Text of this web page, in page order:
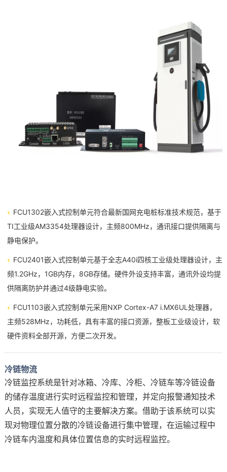
◐ FCU1302嵌入式控制单元符合最新国网充电桩标准技术规范，基于
TI工业级AM3354处理器设计，主频800MHz，通讯接口提供隔离与
静电保护。
◐ FCU2401嵌入式控制单元基于全志A40i四核工业级处理器设计，主
频1.2GHz，1GB内存，8GB存储。硬件外设支持丰富，通讯外设均提
供隔离防护并通过4级静电实验。
◐ FCU1103嵌入式控制单元采用NXP Cortex-A7 i.MX6UL 处理器，
主频528MHz，功耗低，具有丰富的接口资源，整板工业级设计，软
硬件资料全部开源，方便二次开发。
冷链物流
冷链监控系统是针对冰箱、冷库、冷柜、冷链车等冷链设备
的储存温度进行实时远程监控和管理，并定向报警通知技术
人员，实现无人值守的主要解决方案。借助于该系统可以实
现对物理位置分散的冷链设备进行集中管理，在运输过程中
冷链车内温度和具体位置信息的实时远程监控。